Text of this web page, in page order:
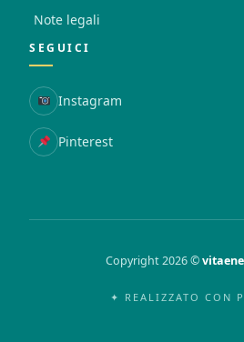
Note legali
SEGUICI
Instagram
Pinterest
Copyright 2026 ©
✦ REALIZZATO CON